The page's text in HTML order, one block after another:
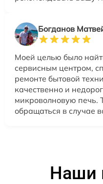
Богданов
Моей целью было
сервисным центром,
ремонте бытовой
качественно и
микроволновую печь.
обращаться в случае
Наши